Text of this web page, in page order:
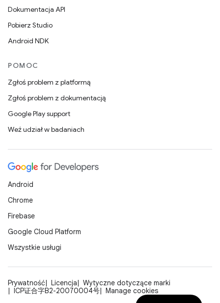
Dokumentacja API
Pobierz Studio
Android NDK
POMOC
Zgłoś problem z platformą
Zgłoś problem z dokumentacją
Google Play support
Weź udział w badaniach
Android
Chrome
Firebase
Google Cloud Platform
Wszystkie usługi
Prywatność Licencja
Wytyczne dotyczące marki
ICP证合字B2-20070004号
Manage cookies